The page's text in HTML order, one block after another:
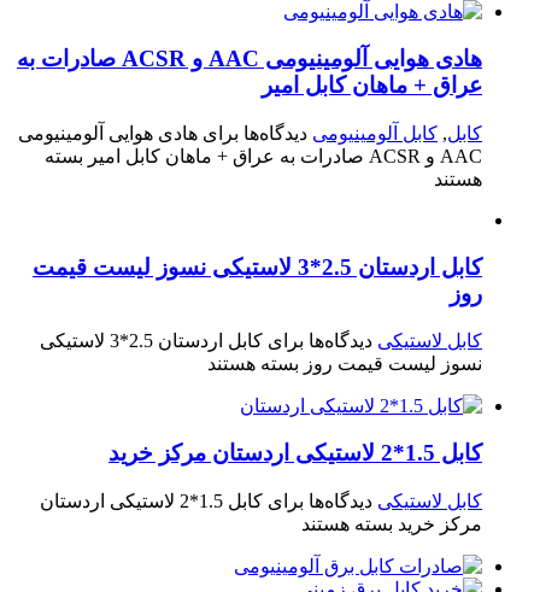
هادی هوایی آلومینیومی AAC و ACSR صادرات به
عراق + ماهان کابل امیر
کابل, کابل آلومینیومی دیدگاه‌ها برای هادی هوایی آلومینیومی
AAC و ACSR صادرات به عراق + ماهان کابل امیر
بسته
هستند
کابل اردستان 2.5*3 لاستیکی نسوز لیست قیمت
روز
کابل لاستیکی دیدگاه‌ها
برای کابل اردستان 2.5*3 لاستیکی
نسوز لیست قیمت روز بسته هستند
کابل 1.5*2 لاستیکی اردستان مرکز خرید
کابل لاستیکی دیدگاه‌ها
برای کابل 1.5*2 لاستیکی اردستان
مرکز خرید بسته هستند